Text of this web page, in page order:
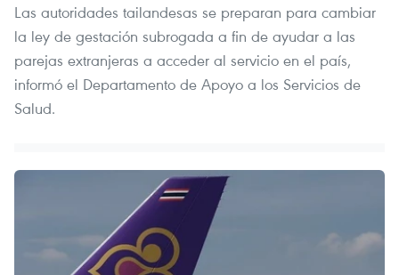
Las autoridades tailandesas se preparan para cambiar
la ley de gestación subrogada a fin de ayudar a las
parejas extranjeras a acceder al servicio en el país,
informó el Departamento de Apoyo a los Servicios de
Salud.